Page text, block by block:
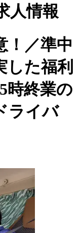
人情報
！／準中
た福利
時終業の
ライバ